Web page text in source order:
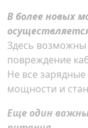
В более новых
Здесь возможны
повреждение
Не все
мощности и
Еще один